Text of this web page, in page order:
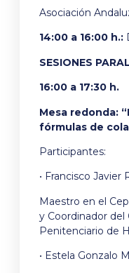
Asociación
14:00 a 16:00 h.:
SESIONES
16:00 a 17:30 h.
Mesa redonda:
fórmulas de
Participantes:
• Francisco Javier
Maestro en el
y Coordinador
Penitenciario de
• Estela Gonzalo